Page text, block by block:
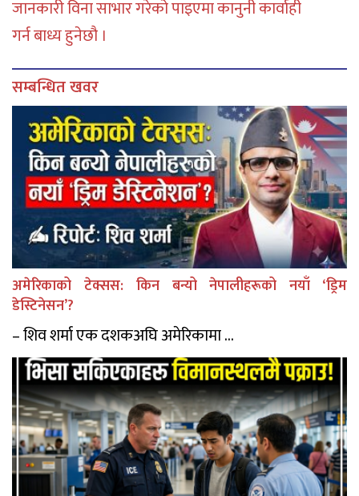
जानकारी विना साभार गरेको पाइएमा कानुनी कार्वाही
गर्न बाध्य हुनेछौ ।
सम्बन्धित खवर
अमेरिकाको टेक्सस: किन बन्यो नेपालीहरूको नयाँ ‘ड्रिम
डेस्टिनेसन’?
– शिव शर्मा एक दशकअघि अमेरिकामा ...